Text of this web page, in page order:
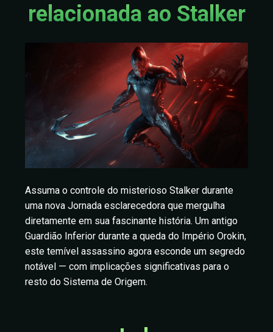
relacionada ao Stalker
Assuma o controle do misterioso Stalker durante
uma nova Jornada esclarecedora que mergulha
diretamente em sua fascinante história. Um antigo
Guardião Inferior durante a queda do Império Orokin,
este temível assassino agora esconde um segredo
notável — com implicações significativas para o
resto do Sistema de Origem.